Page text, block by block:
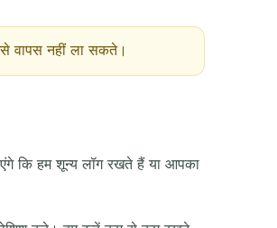
वापस नहीं ला सकते।
कि हम शून्य लॉग रखते हैं या आपका